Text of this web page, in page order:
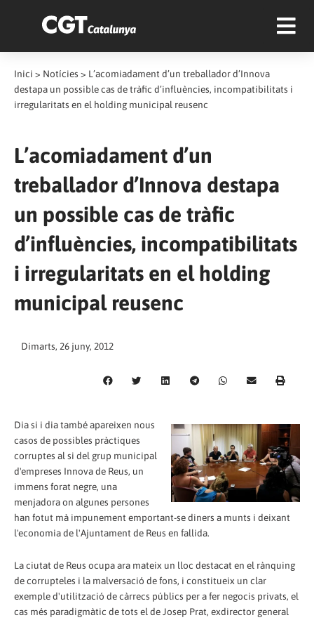
Inici > Notícies > L’acomiadament d’un treballador d’Innova
destapa un possible cas de tràfic d’influències, incompatibilitats i
irregularitats en el holding municipal reusenc
L’acomiadament d’un
treballador d’Innova destapa
un possible cas de tràfic
d’influències, incompatibilitats
i irregularitats en el holding
municipal reusenc
Dimarts, 26 juny, 2012
Dia si i dia també apareixen nous
casos de possibles pràctiques
corruptes al si del grup municipal
d'empreses Innova de Reus, un
immens forat negre, una
menjadora on algunes persones
han fotut mà impunement emportant-se diners a munts i deixant
l'economia de l'Ajuntament de Reus en fallida.
La ciutat de Reus ocupa ara mateix un lloc destacat en el rànquing
de corrupteles i la malversació de fons, i constitueix un clar
exemple d'utilització de càrrecs públics per a fer negocis privats, el
cas més paradigmàtic de tots el de Josep Prat, exdirector general